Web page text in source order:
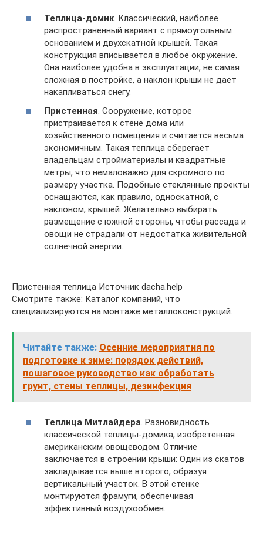
Теплица-домик. Классический, наиболее
распространенный вариант с прямоугольным
основанием и двухскатной крышей. Такая
конструкция вписывается в любое окружение.
Она наиболее удобна в эксплуатации, не самая
сложная в постройке, а наклон крыши не дает
накапливаться снегу.
Пристенная . Сооружение, которое
пристраивается к стене дома или
хозяйственного помещения и считается весьма
экономичным. Такая теплица сберегает
владельцам стройматериалы и квадратные
метры, что немаловажно для скромного по
размеру участка. Подобные стеклянные проекты
оснащаются, как правило, односкатной, с
наклоном, крышей. Желательно выбирать
размещение с южной стороны, чтобы рассада и
овощи не страдали от недостатка живительной
солнечной энергии.
Пристенная теплица Источник dacha.help
Смотрите также: Каталог компаний, что
специализируются на монтаже металлоконструкций.
Читайте также: Осенние мероприятия по
подготовке к зиме: порядок действий,
пошаговое руководство как обработать
грунт, стены теплицы, дезинфекция
Теплица Митлайдера. Разновидность
классической теплицы-домика, изобретенная
американским овощеводом. Отличие
заключается в строении крыши: Один из скатов
закладывается выше второго, образуя
вертикальный участок. В этой стенке
монтируются фрамуги, обеспечивая
эффективный воздухообмен.